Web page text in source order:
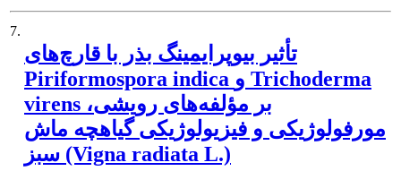
7.
تأثیر بیوپرایمینگ بذر با قارچ‌های
Piriformospora indica و Trichoderma
virens بر مؤلفه‌های رویشی،
مورفولوژیکی و فیزیولوژیکی گیاهچه ماش
سبز (Vigna radiata L.)